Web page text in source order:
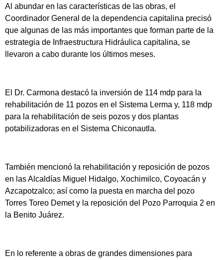
Al abundar en las características de las obras, el
Coordinador General de la dependencia capitalina precisó
que algunas de las más importantes que forman parte de la
estrategia de Infraestructura Hidráulica capitalina, se
llevaron a cabo durante los últimos meses.
El Dr. Carmona destacó la inversión de 114 mdp para la
rehabilitación de 11 pozos en el Sistema Lerma y, 118 mdp
para la rehabilitación de seis pozos y dos plantas
potabilizadoras en el Sistema Chiconautla.
También mencionó la rehabilitación y reposición de pozos
en las Alcaldías Miguel Hidalgo, Xochimilco, Coyoacán y
Azcapotzalco; así como la puesta en marcha del pozo
Torres Toreo Demet y la reposición del Pozo Parroquia 2 en
la Benito Juárez.
En lo referente a obras de grandes dimensiones para